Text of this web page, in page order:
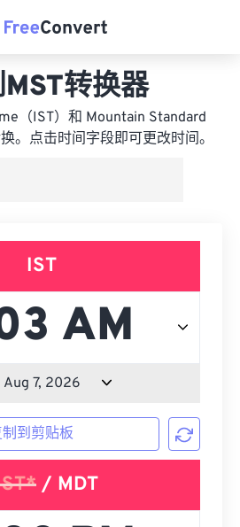
转换器
（IST）和 Mountain Standard
。点击时间字段即可更改时间。
IST
到剪贴板
/ MDT